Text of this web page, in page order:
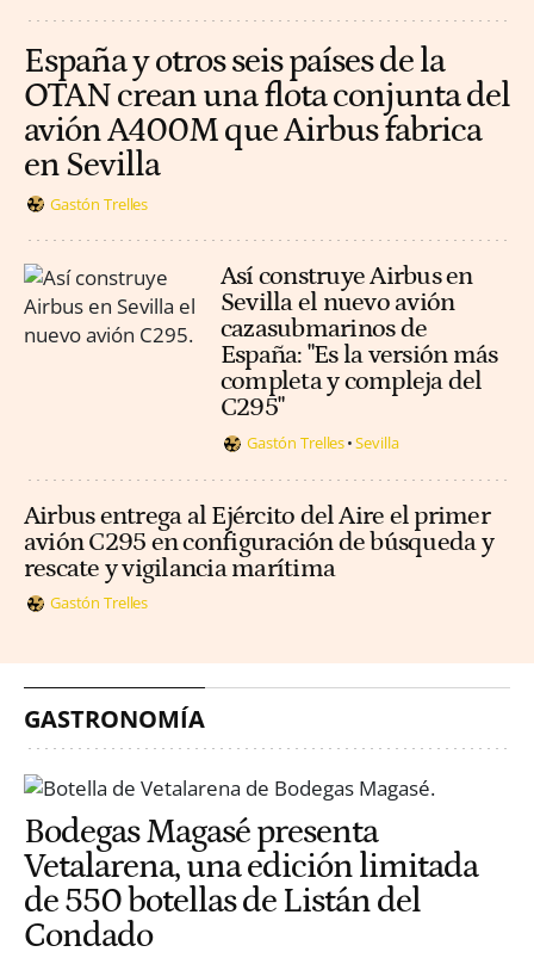
España y otros seis países de la
OTAN crean una flota conjunta del
avión A400M que Airbus fabrica
en Sevilla
Gastón Trelles
Así construye Airbus en
Sevilla el nuevo avión
cazasubmarinos de
España: "Es la versión más
completa y compleja del
C295"
Gastón Trelles Sevilla
Airbus entrega al Ejército del Aire el primer
avión C295 en configuración de búsqueda y
rescate y vigilancia marítima
Gastón Trelles
GASTRONOMÍA
Bodegas Magasé presenta
Vetalarena, una edición limitada
de 550 botellas de Listán del
Condado